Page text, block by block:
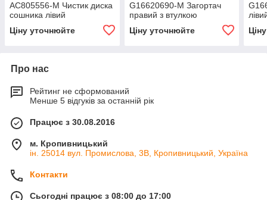
AC805556-M Чистик диска
сошника лівий
Ціну уточнюйте
G16620690-M Загортач
правий з втулкою
Ціну уточнюйте
Про нас
Рейтинг не сформований
Менше 5 відгуків за останній рік
Працює з 30.08.2016
м. Кропивницький
ін. 25014 вул. Промислова, 3В, Кропивницький, Україна
Контакти
Сьогодні працює з 08:00 до 17:00